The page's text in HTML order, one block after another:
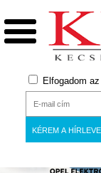
Elfogadom az